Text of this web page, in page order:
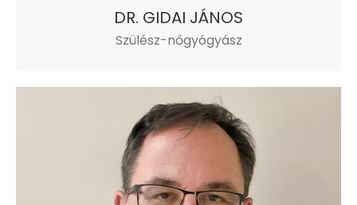
DR. GIDAI JÁNOS
Szülész-nőgyógyász